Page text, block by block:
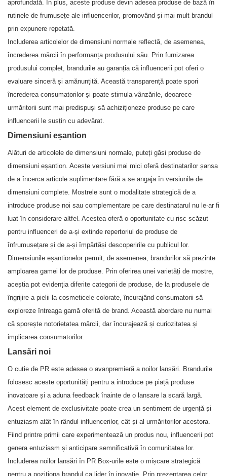
aprofundată. În plus, aceste produse devin adesea produse de bază în
rutinele de frumusețe ale influencerilor, promovând și mai mult brandul
prin expunere repetată.
Includerea articolelor de dimensiuni normale reflectă, de asemenea,
încrederea mărcii în performanța produsului său. Prin furnizarea
produsului complet, brandurile au garanția că influencerii pot oferi o
evaluare sinceră și amănunțită. Această transparență poate spori
încrederea consumatorilor și poate stimula vânzările, deoarece
urmăritorii sunt mai predispuși să achiziționeze produse pe care
influencerii le susțin cu adevărat.
Dimensiuni eșantion
Alături de articolele de dimensiuni normale, puteți găsi produse de
dimensiuni eșantion. Aceste versiuni mai mici oferă destinatarilor șansa
de a încerca articole suplimentare fără a se angaja în versiunile de
dimensiuni complete. Mostrele sunt o modalitate strategică de a
introduce produse noi sau complementare pe care destinatarul nu le-ar fi
luat în considerare altfel. Acestea oferă o oportunitate cu risc scăzut
pentru influenceri de a-și extinde repertoriul de produse de
înfrumusețare și de a-și împărtăși descoperirile cu publicul lor.
Dimensiunile eșantionelor permit, de asemenea, brandurilor să prezinte
amploarea gamei lor de produse. Prin oferirea unei varietăți de mostre,
aceștia pot evidenția diferite categorii de produse, de la produsele de
îngrijire a pielii la cosmeticele colorate, încurajând consumatorii să
exploreze întreaga gamă oferită de brand. Această abordare nu numai
că sporește notorietatea mărcii, dar încurajează și curiozitatea și
implicarea consumatorilor.
Lansări noi
O cutie de PR este adesea o avanpremieră a noilor lansări. Brandurile
folosesc aceste oportunități pentru a introduce pe piață produse
inovatoare și a aduna feedback înainte de o lansare la scară largă.
Acest element de exclusivitate poate crea un sentiment de urgență și
entuziasm atât în rândul influencerilor, cât și al urmăritorilor acestora.
Fiind printre primii care experimentează un produs nou, influencerii pot
genera entuziasm și anticipare semnificativă în comunitatea lor.
Includerea noilor lansări în PR Box-urile este o mișcare strategică
pentru a poziționa brandul ca lider în inovație. Prin prezentarea celor